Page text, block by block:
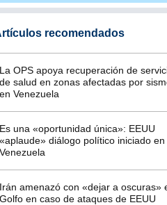
recomendados
OPS apoya recuperación de
salud en zonas afectadas por
Venezuela
una «oportunidad única»: EEUU
diálogo político iniciado en
amenazó con «dejar a oscuras»
en caso de ataques de EEUU